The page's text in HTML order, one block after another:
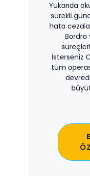
Yukarıda
sürekli
hata
Bordro
İsterseniz
tüm